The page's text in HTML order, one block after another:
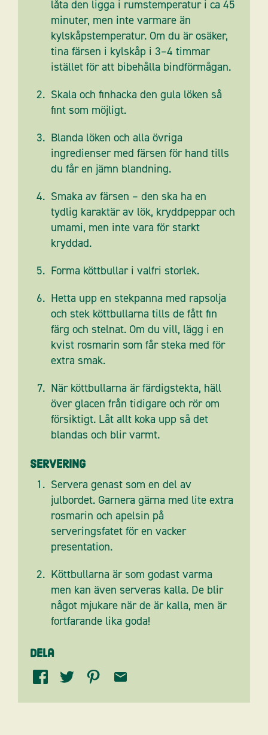
låta den ligga i rumstemperatur i ca 45
minuter, men inte varmare än
kylskåpstemperatur. Om du är osäker,
tina färsen i kylskåp i 3–4 timmar
istället för att bibehålla bindförmågan.
Skala och finhacka den gula löken så
fint som möjligt.
Blanda löken och alla övriga
ingredienser med färsen för hand tills
du får en jämn blandning.
Smaka av färsen – den ska ha en
tydlig karaktär av lök, kryddpeppar och
umami, men inte vara för starkt
kryddad.
Forma köttbullar i valfri storlek.
Hetta upp en stekpanna med rapsolja
och stek köttbullarna tills de fått fin
färg och stelnat. Om du vill, lägg i en
kvist rosmarin som får steka med för
extra smak.
När köttbullarna är färdigstekta, häll
över glacen från tidigare och rör om
försiktigt. Låt allt koka upp så det
blandas och blir varmt.
Servering
Servera genast som en del av
julbordet. Garnera gärna med lite extra
rosmarin och apelsin på
serveringsfatet för en vacker
presentation.
Köttbullarna är som godast varma
men kan även serveras kalla. De blir
något mjukare när de är kalla, men är
fortfarande lika goda!
Dela